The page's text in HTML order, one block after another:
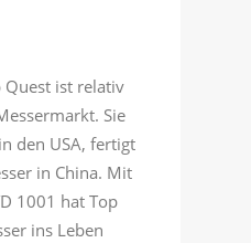
Quest ist relativ
Sie
den USA, fertigt
in China. Mit
1001 hat Top
ins Leben